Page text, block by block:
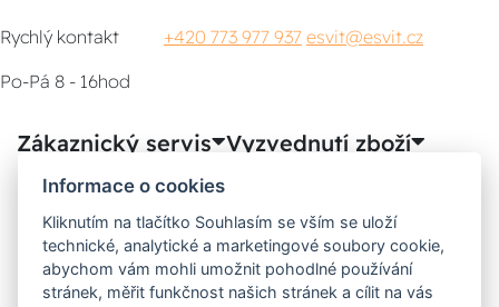
Rychlý kontakt +420 773 977 937 esvit@esvit.cz
Po-Pá 8 - 16hod
Zákaznický servis Vyzvednutí zboží
Poradna
Možnosti dopravy
Informace o cookies
Kliknutím na tlačítko Souhlasím se vším se uloží
technické, analytické a marketingové soubory cookie,
abychom vám mohli umožnit pohodlné používání
stránek, měřit funkčnost našich stránek a cílit na vás